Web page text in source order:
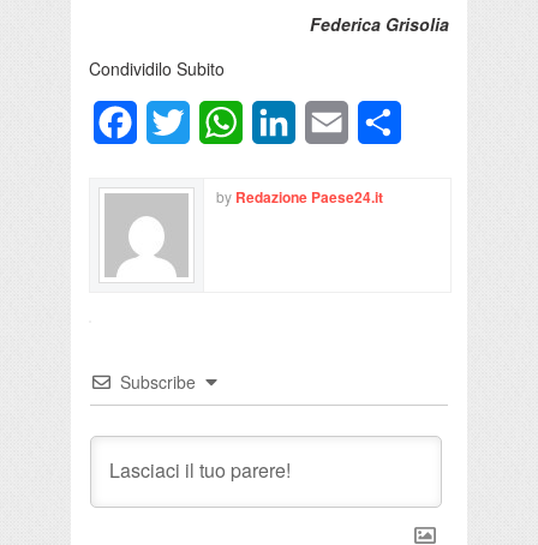
Federica Grisolia
Condividilo Subito
FacebookTwitter WhatsAppLinkedInEmail
by Redazione Paese24.it
Subscribe